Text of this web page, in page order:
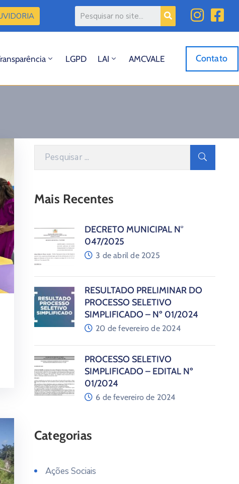
LGPD LAI AMCVALE Contato
Mais Recentes
DECRETO MUNICIPAL N°
047/2025
3 de abril de 2025
RESULTADO PRELIMINAR DO
PROCESSO SELETIVO
SIMPLIFICADO – Nº 01/2024
20 de fevereiro de 2024
PROCESSO SELETIVO
SIMPLIFICADO – EDITAL Nº
01/2024
6 de fevereiro de 2024
Categorias
Ações Sociais